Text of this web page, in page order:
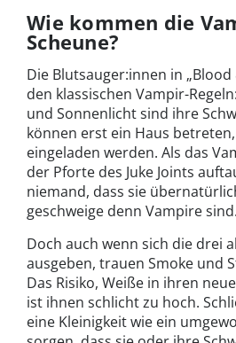
Wie kommen die
Scheune?
Die Blutsauger:innen in „Blood
den klassischen Vampir-
und Sonnenlicht sind ihre
können erst ein Haus
eingeladen werden. Als das
der Pforte des Juke Joints
niemand, dass sie
geschweige denn Vampire sind.
Doch auch wenn sich die drei
ausgeben, trauen Smoke und
Das Risiko, Weiße in ihren
ist ihnen schlicht zu hoch.
eine Kleinigkeit wie ein